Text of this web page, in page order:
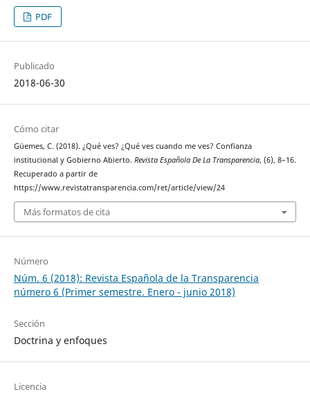
PDF
Publicado
2018-06-30
Cómo citar
Güemes, C. (2018). ¿Qué ves? ¿Qué ves cuando me ves? Confianza
institucional y Gobierno Abierto. Revista Española De La Transparencia, (6), 8–16.
Recuperado a partir de
https://www.revistatransparencia.com/ret/article/view/24
Más formatos de cita
Número
Núm. 6 (2018): Revista Española de la Transparencia
número 6 (Primer semestre. Enero - junio 2018)
Sección
Doctrina y enfoques
Licencia